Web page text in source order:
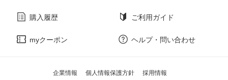
購入履歴 ご利用ガイド
myクーポン ヘルプ・問い合わせ
企業情報 個人情報保護方針 採用情報